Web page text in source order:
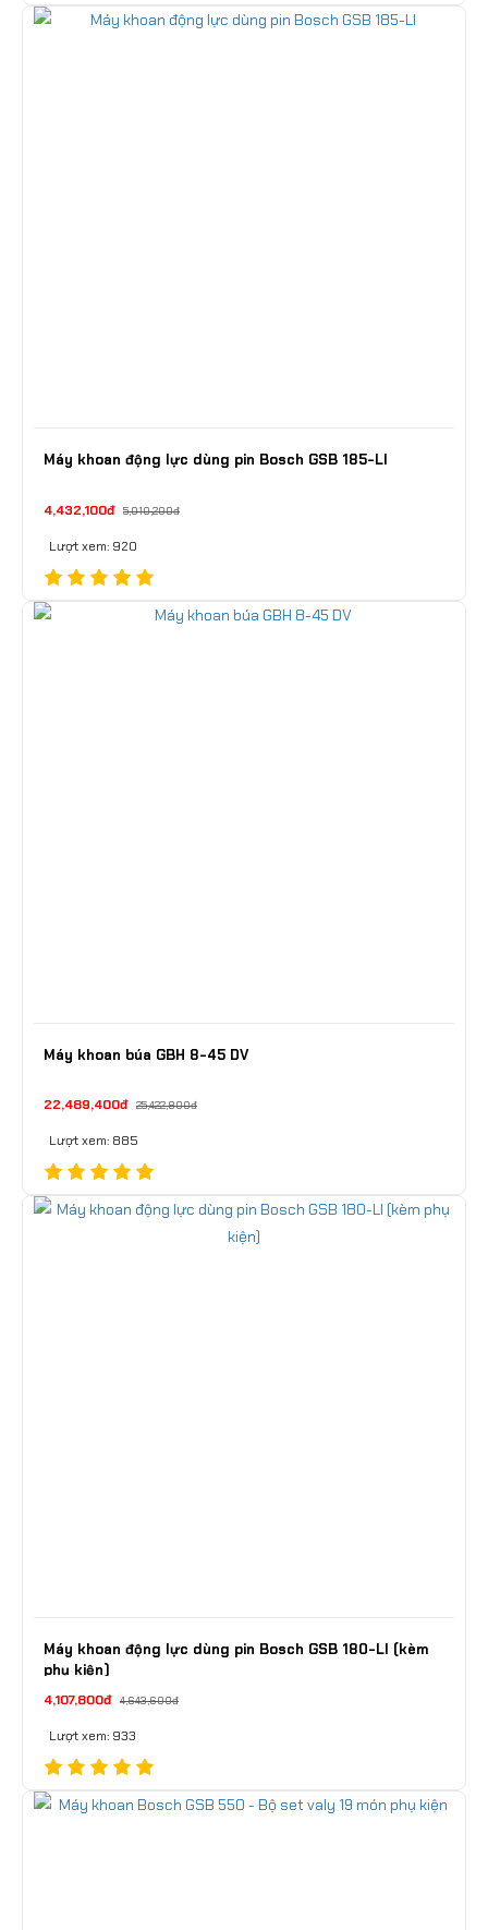
Máy khoan động lực dùng pin Bosch GSB 185-LI
4,432,100đ 5,010,200đ
Lượt xem: 920
Máy khoan búa GBH 8-45 DV
22,489,400đ 25,422,800đ
Lượt xem: 885
Máy khoan động lực dùng pin Bosch GSB 180-LI (kèm
phụ kiện)
4,107,800đ 4,643,600đ
Lượt xem: 933